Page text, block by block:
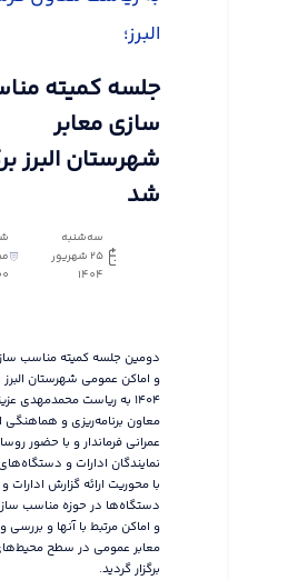
البرز؛
جلسه کمیته
سازی معابر
شهرستان البرز
شد
سه‌شنبه
25 شهریور
1404
دومین جلسه کمیته مناسب
و اماکن عمومی شهرستان
۱۴۰۴ به ریاست محمدمهدی
معاون برنامه‌ریزی و هماهنگی
عمرانی فرماندار و با حضور
نمایندگان ادارات و
با محوریت ارائه گزارش ادارات و
دستگاه‌ها در حوزه مناسب
و اماکن مرتبط با آنها و
معابر عمومی در سطح
برگزار گردید.